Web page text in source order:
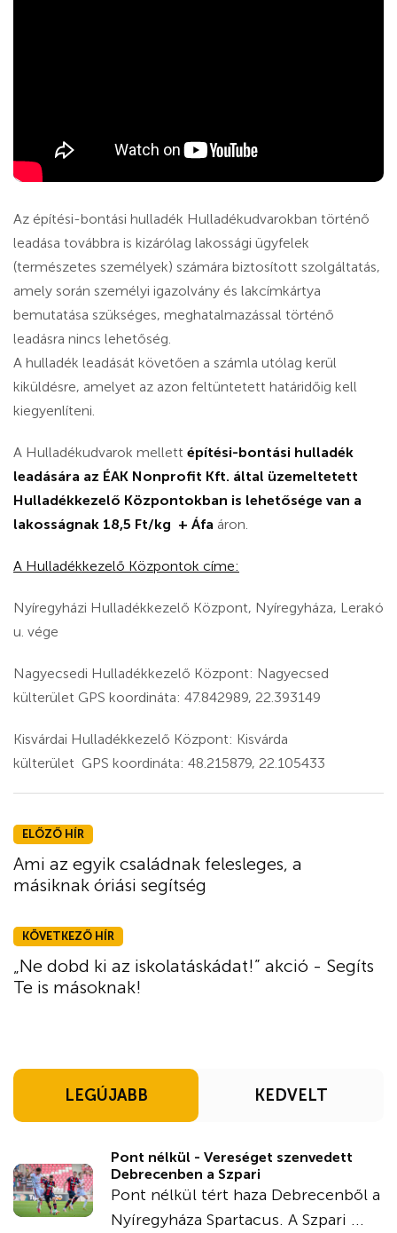
Az építési-bontási hulladék Hulladékudvarokban történő
leadása továbbra is kizárólag lakossági ügyfelek
(természetes személyek) számára biztosított szolgáltatás,
amely során személyi igazolvány és lakcímkártya
bemutatása szükséges, meghatalmazással történő
leadásra nincs lehetőség.
A hulladék leadását követően a számla utólag kerül
kiküldésre, amelyet az azon feltüntetett határidőig kell
kiegyenlíteni.
A Hulladékudvarok mellett építési-bontási hulladék
leadására az ÉAK Nonprofit Kft. által üzemeltetett
Hulladékkezelő Központokban is lehetősége van a
lakosságnak 18,5 Ft/kg + Áfa áron.
A Hulladékkezelő Központok címe:
Nyíregyházi Hulladékkezelő Központ, Nyíregyháza, Lerakó
u. vége
Nagyecsedi Hulladékkezelő Központ: Nagyecsed
külterület GPS koordináta: 47.842989, 22.393149
Kisvárdai Hulladékkezelő Központ: Kisvárda
külterület GPS koordináta: 48.215879, 22.105433
ELŐZŐ HÍR
Ami az egyik családnak felesleges, a
másiknak óriási segítség
KÖVETKEZŐ HÍR
„Ne dobd ki az iskolatáskádat!” akció - Segíts
Te is másoknak!
LEGÚJABB KEDVELT
Pont nélkül - Vereséget szenvedett
Debrecenben a Szpari
Pont nélkül tért haza Debrecenből a
Nyíregyháza Spartacus. A Szpari ...